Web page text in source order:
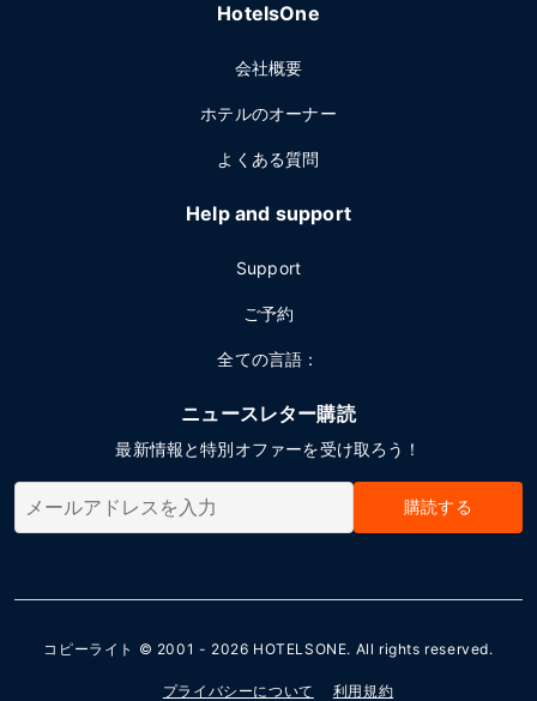
HotelsOne
会社概要
ホテルのオーナー
よくある質問
Help and support
Support
ご予約
全ての言語：
ニュースレター購読
最新情報と特別オファーを受け取ろう！
購読する
コピーライト © 2001 - 2026 HOTELSONE. All rights reserved.
プライバシーについて 利用規約